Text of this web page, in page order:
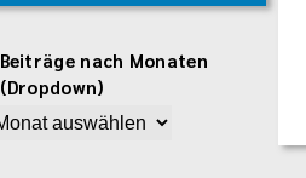
Beiträge nach Monaten
(Dropdown)